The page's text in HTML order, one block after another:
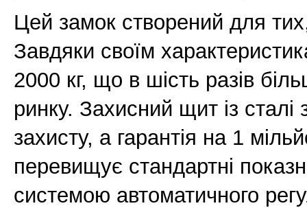
Цей замок створений для
Завдяки своїм
2000 кг, що в шість разів
ринку. Захисний щит із сталі
захисту, а гарантія на 1
перевищує стандартні
системою автоматичного